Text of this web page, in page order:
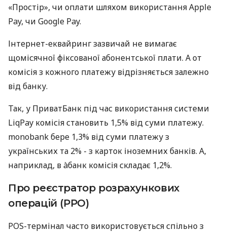
«Простір», чи оплати шляхом використання Apple
Pay, чи Google Pay.
Інтернет-еквайринг зазвичай не вимагає
щомісячної фіксованої абонентської плати. А от
комісія з кожного платежу відрізняється залежно
від банку.
Так, у ПриватБанк під час використання системи
LiqPay комісія становить 1,5% від суми платежу.
monobank бере 1,3% від суми платежу з
українських та 2% - з карток іноземних банків. А,
наприклад, в àбанк комісія складає 1,2%.
Про реєстратор розрахункових
операцій (РРО)
POS-термінал часто використовується спільно з